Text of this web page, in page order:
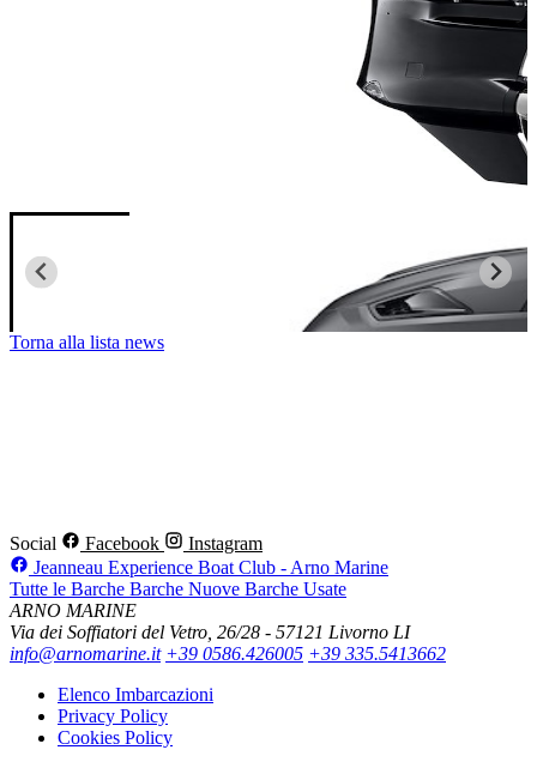
Torna alla lista news
Social Facebook
Instagram
Jeanneau Experience Boat Club - Arno Marine
Tutte le Barche Barche Nuove Barche Usate
ARNO MARINE
Via dei Soffiatori del Vetro, 26/28 - 57121 Livorno LI
info@arnomarine.it +39 0586.426005 +39 335.5413662
Elenco Imbarcazioni
Privacy Policy
Cookies Policy